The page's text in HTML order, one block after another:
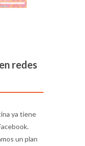
redes
ya tiene
un plan